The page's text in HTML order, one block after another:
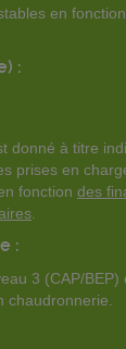
en
:
donné à titre
prises en
fonction des
:
3 (CAP/BEP)
chaudronnerie.